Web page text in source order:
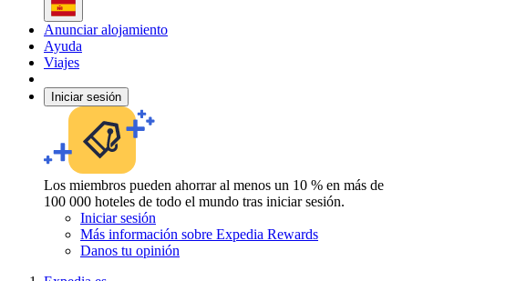
Anunciar alojamiento
Ayuda
Viajes
Iniciar sesión
Los miembros pueden ahorrar al menos un 10 % en más de
100 000 hoteles de todo el mundo tras iniciar sesión.
Iniciar sesión
Más información sobre Expedia Rewards
Danos tu opinión